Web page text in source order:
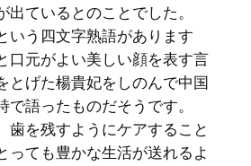
出ているとのことでした。
いう四文字熟語があります
口元がよい美しい顔を表す言
とげた楊貴妃をしのんで中国
で語ったものだそうです。
を残すようにケアすること
っても豊かな生活が送れるよ